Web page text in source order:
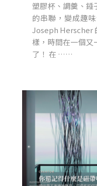
塑膠杯、調羹、錘
的串聯，變成趣
Joseph Herscher
樣，時間在一個又
了！ 在 ……